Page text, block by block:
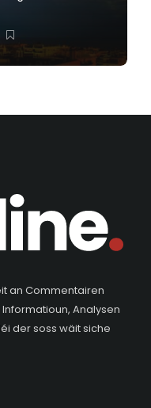
an Commentairen
Analysen
der soss wäit siche